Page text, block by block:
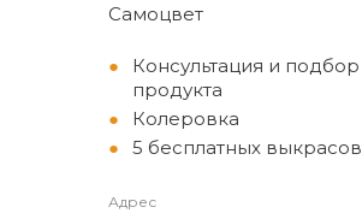
Самоцвет
Консультация и подбор
продукта
Колеровка
5 бесплатных выкрасов
Адрес